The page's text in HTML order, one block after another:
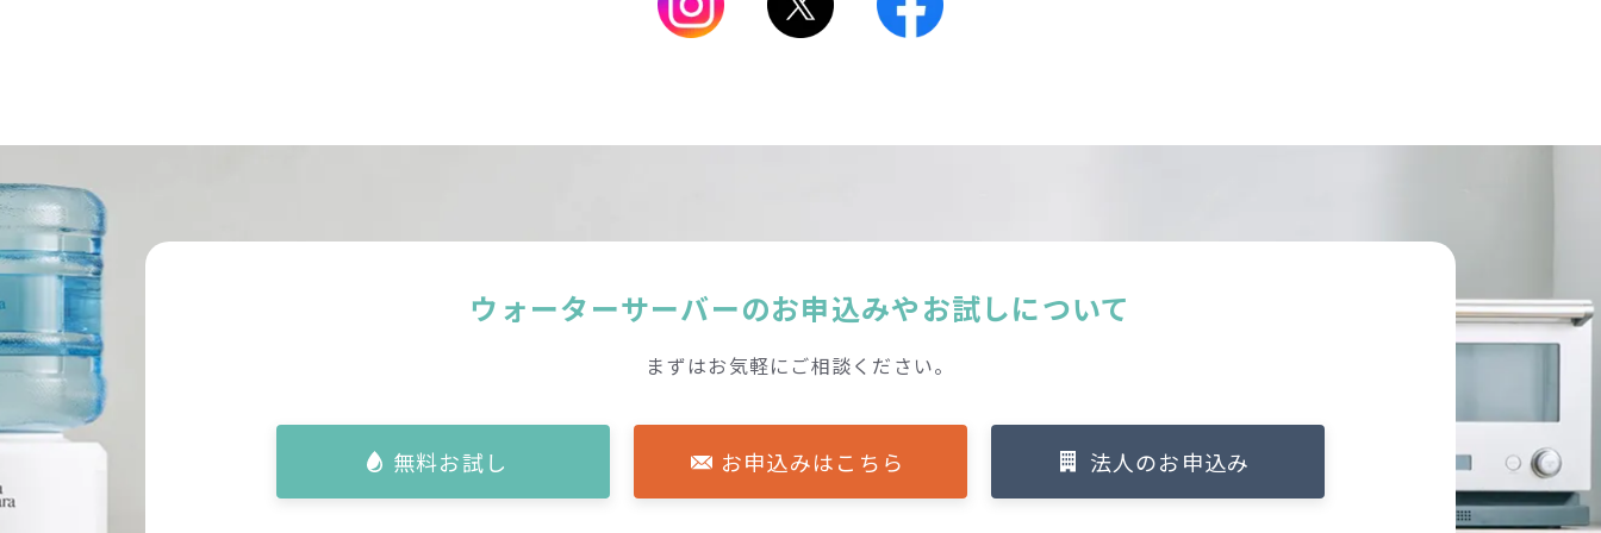
ウォーターサーバーのお申込みやお試しについて
まずはお気軽にご相談ください。
無料お試し お申込みはこちら 法人のお申込み